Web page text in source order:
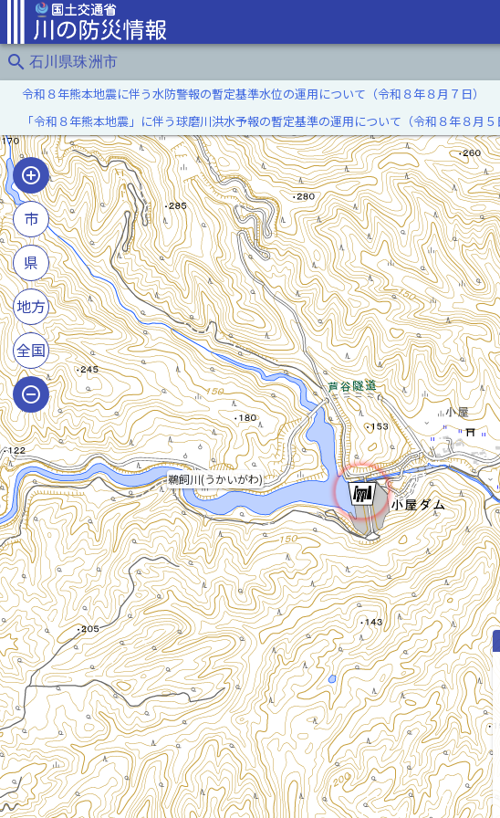
search 石川県珠洲市
鵜飼川(うかいがわ)
令和８年熊本地震に伴う水防警報の暫定基準水位の運用について（令和８年８月７日）
「令和８年熊本地震」に伴う球磨川洪水予報の暫定基準の運用について（令和８年８月５
市
県
地方
全国